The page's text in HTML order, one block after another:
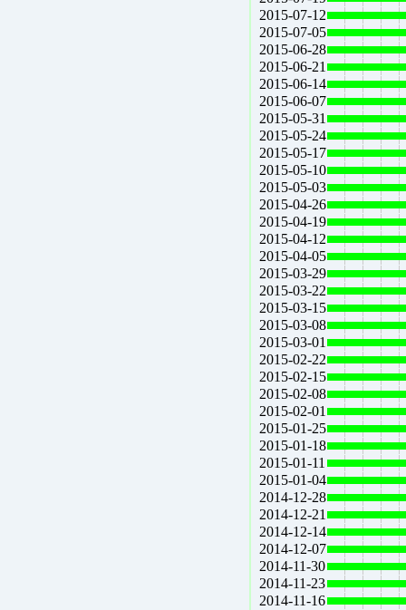
2015-07-12
2015-07-05
2015-06-28
2015-06-21
2015-06-14
2015-06-07
2015-05-31
2015-05-24
2015-05-17
2015-05-10
2015-05-03
2015-04-26
2015-04-19
2015-04-12
2015-04-05
2015-03-29
2015-03-22
2015-03-15
2015-03-08
2015-03-01
2015-02-22
2015-02-15
2015-02-08
2015-02-01
2015-01-25
2015-01-18
2015-01-11
2015-01-04
2014-12-28
2014-12-21
2014-12-14
2014-12-07
2014-11-30
2014-11-23
2014-11-16